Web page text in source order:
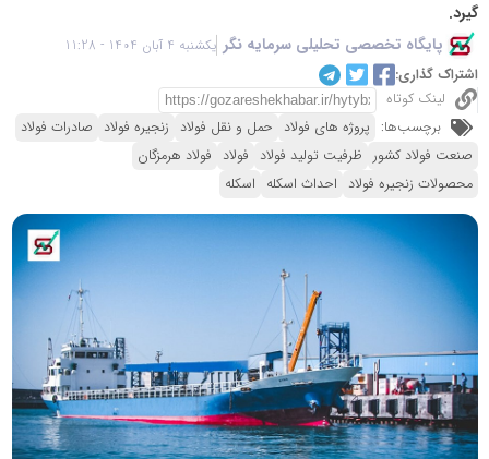
گیرد.
پایگاه تخصصی تحلیلی سرمایه نگر یکشنبه 4 آبان 1404 - 11:28
اشتراک گذاری:
لینک کوتاه
برچسب‌ها: پروژه های فولاد حمل و نقل فولاد زنجیره فولاد صادرات فولاد
صنعت فولاد کشور ظرفیت تولید فولاد فولاد فولاد هرمزگان
محصولات زنجیره فولاد احداث اسکله اسکله